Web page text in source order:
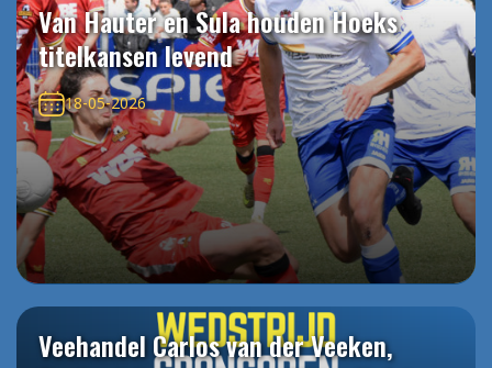
Van Hauter en Sula houden Hoeks
titelkansen levend
18-05-2026
Veehandel Carlos van der Veeken,